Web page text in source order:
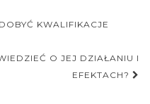
KWALIFIKACJE
O JEJ DZIAŁANIU I
EFEKTACH?